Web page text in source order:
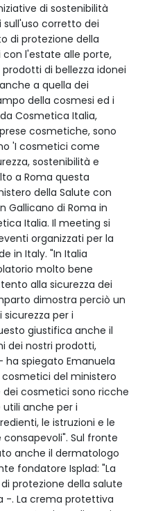
di sostenibilità
corretto dei
di protezione della
con l'estate alle porte,
di bellezza idonei
a quella dei
della cosmesi ed i
Cosmetica Italia,
cosmetiche, sono
'I cosmetici come
sostenibilità e
a Roma questa
della Salute con
Gallicano di Roma in
Italia. Il meeting si
organizzati per la
in Italy. "In Italia
molto bene
alla sicurezza dei
dimostra perciò un
per i
giustifica anche il
dei nostri prodotti,
spiegato Emanuela
del ministero
cosmetici sono ricche
anche per i
le istruzioni e le
Sul fronte
anche il dermatologo
fondatore Isplad: "La
protezione della salute
-. La crema protettiva